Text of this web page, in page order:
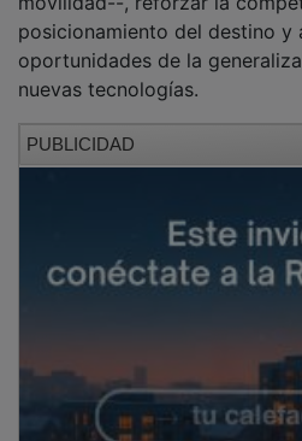
posicionamiento del destino y
oportunidades de la
nuevas tecnologías.